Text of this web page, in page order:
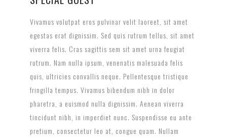
Vivamus volutpat eros pulvinar velit laoreet, sit amet
egestas erat dignissim. Sed quis rutrum tellus, sit amet
viverra felis. Cras sagittis sem sit amet urna feugiat
rutrum. Nam nulla ipsum, venenatis malesuada felis
quis, ultricies convallis neque. Pellentesque tristique
fringilla tempus. Vivamus bibendum nibh in dolor
pharetra, a euismod nulla dignissim. Aenean viverra
tincidunt nibh, in imperdiet nunc. Suspendisse eu ante
pretium, consectetur leo at, congue quam. Nullam